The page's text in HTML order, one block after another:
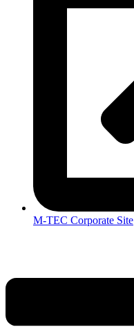
M-TEC Corporate Site